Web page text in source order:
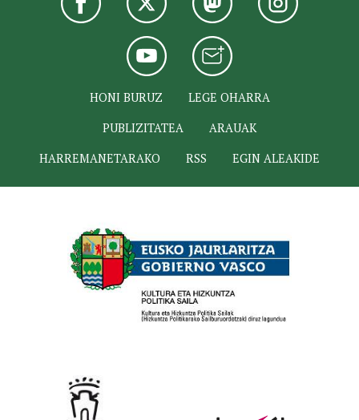
HONI BURUZ
LEGE OHARRA
PUBLIZITATEA
ARAUAK
HARREMANETARAKO
RSS EGIN ALEAKIDE